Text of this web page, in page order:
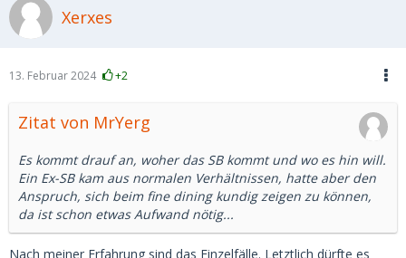
Xerxes
13. Februar 2024 +2
Zitat von MrYerg
Es kommt drauf an, woher das SB kommt und wo es hin will.
Ein Ex-SB kam aus normalen Verhältnissen, hatte aber den
Anspruch, sich beim fine dining kundig zeigen zu können,
da ist schon etwas Aufwand nötig...
Nach meiner Erfahrung sind das Einzelfälle. Letztlich dürfte es